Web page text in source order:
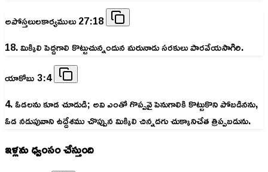
అపోస్తలులకార్యములు 27:18
18. మిక్కిలి పెద్దగాలి కొట్టుచున్నందున మరునాడు సరకులు పారవేయసాగిరి.
యాకోబు 3:4
4. ఓడలను కూడ చూడుడి; అవి ఎంతో గొప్పవై పెనుగాలికి కొట్టుకొని పోబడినను,
ఓడ నడుపువాని ఉద్దేశము చొప్పున మిక్కిలి చిన్నదగు చుక్కానిచేత త్రిప్పబడును.
ఇళ్లను ధ్వంసం చేస్తుంది